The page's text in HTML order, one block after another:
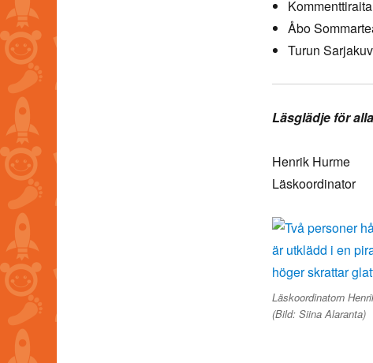
Kommenttiraita
Åbo
Turun
Läsglädje för
Henrik Hurme
Läskoordinator
Läskoordinatorn
(Bild: Siina Alaranta)